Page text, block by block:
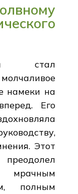
стал
намеки на
Его
Этот
полным